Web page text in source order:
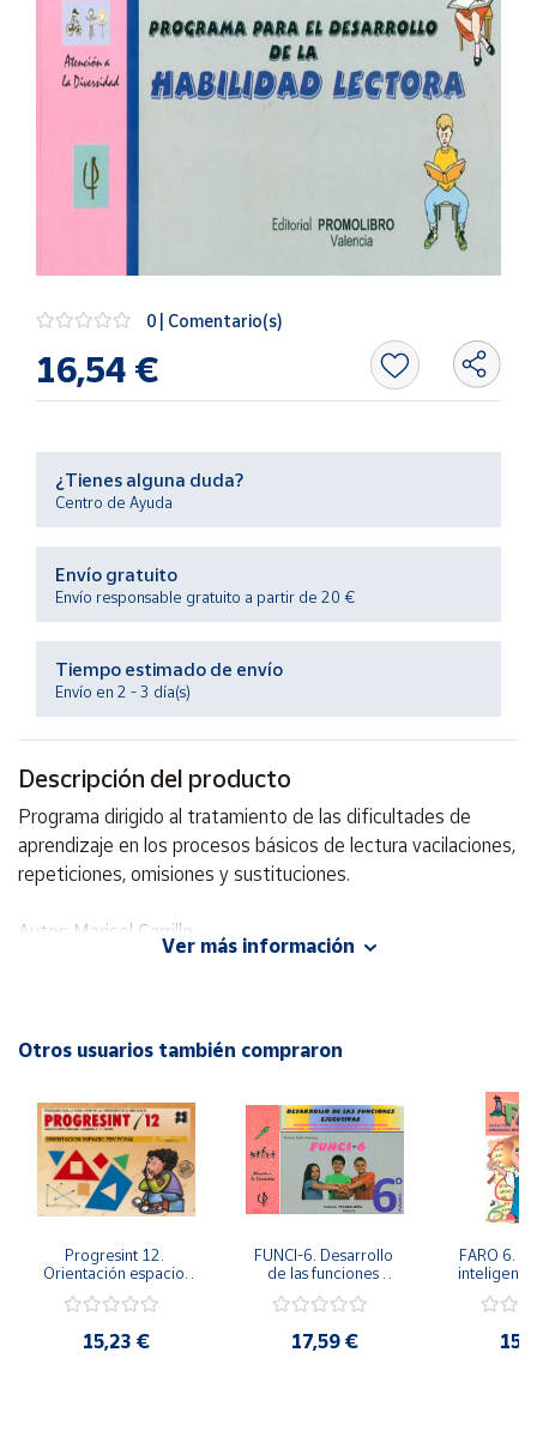
populares
Nuestros
vendedores
novedades
Market
Productos
Solidarios
Ayuda
Centro
de ayuda
Contacto
Vendedores
Mapa de
vendedores
Hazte
vendedor
Área
vendedor
cliente
Ubicación
Península
Canarias,
Ceuta y
0 | Comentario(s)
16,54 €
¿Tienes alguna duda?
Centro de Ayuda
Envío gratuito
Envío responsable gratuito a partir de 20 €
Tiempo estimado de envío
Envío en 2 - 3 día(s)
Descripción del producto
Programa dirigido al tratamiento de las dificultades de
aprendizaje en los procesos básicos de lectura vacilaciones,
repeticiones, omisiones y sustituciones.
Autor: Marisol Carrillo
Editorial: PromoLibro
Ver más información
Otros usuarios también compraron
Progresint 12.
Orientación espacio-
15,23 €
FUNCI-6. Desarrollo
de las funciones
Primaria.
17,59 €
FARO 6.
inteligente